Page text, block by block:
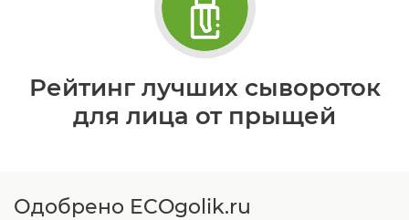
Рейтинг лучших сывороток
для лица от прыщей
Одобрено ECOgolik.ru